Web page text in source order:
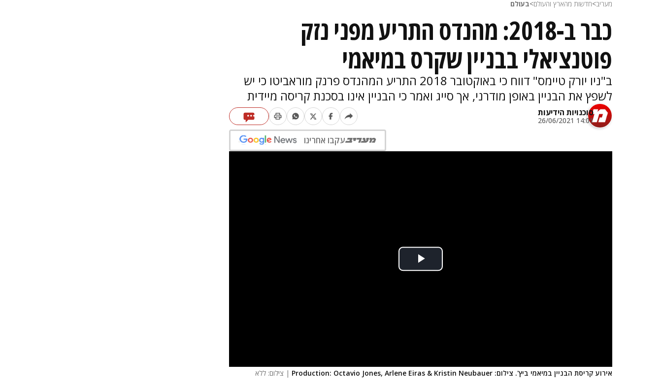
מעריב>חדשות מהארץ והעולם>בעולם
כבר ב-2018: מהנדס התריע מפני נזק
פוטנציאלי בבניין שקרס במיאמי
ב"ניו יורק טיימס" דווח כי באוקטובר 2018 התריע המהנדס פרנק מוראביטו כי יש
לשפץ את הבניין באופן מודרני, אך סייג ואמר כי הבניין אינו בסכנת קריסה מיידית
סוכנויות הידיעות
14:01 26/06/2021
עקבו אחרינו
אירוע קריסת הבניין במיאמי ביץ'. צילום: Production: Octavio Jones, Arlene Eiras & Kristin Neubauer | צילום: ללא